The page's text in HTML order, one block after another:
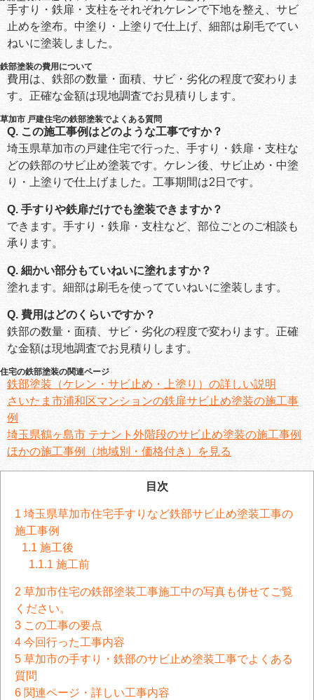
手すり・鉄扉・支柱をそれぞれケレンで下地を整え、サビ
止めを塗布。中塗り・上塗りで仕上げ、細部は刷毛でてい
ねいに塗装しました。
鉄部塗装の費用について
費用は、鉄部の数量・面積、サビ・劣化の程度で変わりま
す。正確な金額は現地調査でお見積りします。
草加市 戸建住宅の鉄部塗装でよくある質問
Q. この施工事例はどのような工事ですか？
埼玉県草加市の戸建住宅で行った、手すり・鉄扉・支柱な
どの鉄部のサビ止め塗装です。ケレン後、サビ止め・中塗
り・上塗りで仕上げました。工事期間は2日です。
Q. 手すりや鉄扉だけでも塗装できますか？
できます。手すり・鉄扉・支柱など、部位ごとのご相談も
承ります。
Q. 細かい部分もていねいに塗れますか？
塗れます。細部は刷毛を使ってていねいに塗装します。
Q. 費用はどのくらいですか？
鉄部の数量・面積、サビ・劣化の程度で変わります。正確
な金額は現地調査でお見積りします。
住宅の鉄部塗装の関連ページ
鉄部塗装（ケレン・サビ止め・上塗り）の詳しい説明
さいたま市浦和区マンションの鉄扉サビ止め塗装の施工事
例
埼玉県鶴ヶ島市 テナント外階段のサビ止め塗装の施工事例
ほかの施工事例（地域別・価格付き）を見る
目次
1 埼玉県草加市住宅手すりなど鉄部サビ止め塗装工事の
施工事例
1.1 施工後
1.1.1 施工前
2 草加市住宅の鉄部塗装工事施工中の写真も併せてご覧
ください。
3 この工事の要点
4 今回行った工事内容
5 草加市の手すり・鉄部のサビ止め塗装工事でよくある
質問
6 関連ページ・詳しい工事内容